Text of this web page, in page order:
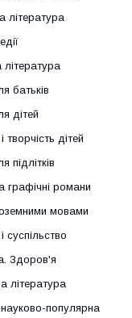
література
література
батьків
дітей
творчість дітей
підлітків
графічні романи
мовами
суспільство
Здоров'я
література
популярна